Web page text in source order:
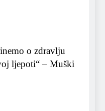
o zdravlju
ljepoti“ – Muški